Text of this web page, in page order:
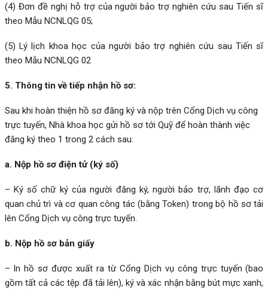
(4) Đơn đề nghị hỗ trợ của người bảo trợ nghiên cứu sau Tiến sĩ
theo Mẫu NCNLQG 05;
(5) Lý lịch khoa học của người bảo trợ nghiên cứu sau Tiến sĩ
theo Mẫu NCNLQG 02
5. Thông tin về tiếp nhận hồ sơ:
Sau khi hoàn thiện hồ sơ đăng ký và nộp trên Cổng Dịch vụ công
trực tuyến, Nhà khoa học gửi hồ sơ tới Quỹ để hoàn thành việc
đăng ký theo 1 trong 2 cách sau:
a. Nộp hồ sơ điện tử (ký số)
– Ký số chữ ký của người đăng ký, người bảo trợ, lãnh đạo cơ
quan chủ trì và cơ quan công tác (bằng Token) trong bộ hồ sơ tải
lên Cổng Dịch vụ công trực tuyến.
b. Nộp hồ sơ bản giấy
– In hồ sơ được xuất ra từ Cổng Dịch vụ công trực tuyến (bao
gồm tất cả các tệp đã tải lên), ký và xác nhận bằng bút mực xanh,